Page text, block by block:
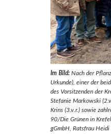
Im Bild: Nach der
Urkunde), einer der
des Vorsitzenden der
Stefanie Markowski
Krins (3.v.r.) sowie
90/Die Grünen in
gGmbH, Ratsfrau Heidi